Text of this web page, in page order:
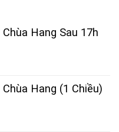
Hang Sau 17h
Hang (1 Chiều)